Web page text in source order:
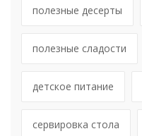
полезные десерты
полезные сладости
детское питание
сервировка стола